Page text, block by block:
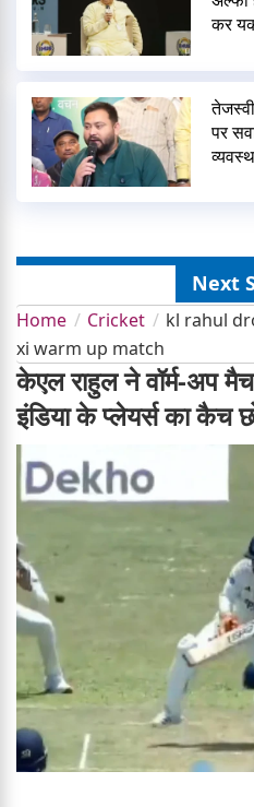
कर
पर
Next
Home Cricket
kl rahul
xi warm up match
केएल राहुल ने वॉर्म-अप
इंडिया के प्लेयर्स का कैच